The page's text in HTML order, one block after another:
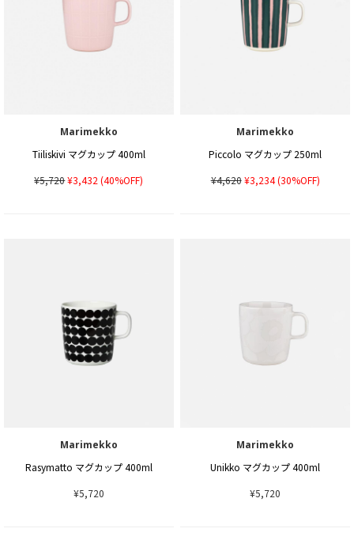
Marimekko
Tiiliskivi マグカップ 400ml
¥5,720¥3,432(40%OFF)
Marimekko
Piccolo マグカップ 250ml
¥4,620¥3,234(30%OFF)
Marimekko
Rasymatto マグカップ 400ml
¥5,720
Marimekko
Unikko マグカップ 400ml
¥5,720